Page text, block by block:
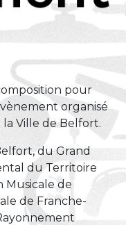
pour
organisé
la Ville de Belfort.
du Grand
du Territoire
Musicale de
de Franche-